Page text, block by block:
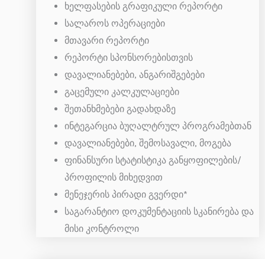
ხელფასების გრაფიკული რეპორტი
სალაროს ოპერაციები
მთავარი რეპორტი
რეპორტი სპონსორებისთვის
დავალიანებები, ანგარიშგებები
გაცემული კალკულაციები
შეთანხმებები გადახდაზე
ინტეგარცია ბუღალტრულ პროგრამებთან
დავალიანებები, შემოსავალი, მოგება
ფინანსური სტატისტიკა განყოფილების/
პროფილის მიხედვით
მენეჯერის პირადი გვერდი*
საგარანტიო დოკუმენტაციის სკანირება და
მისი კონტროლი